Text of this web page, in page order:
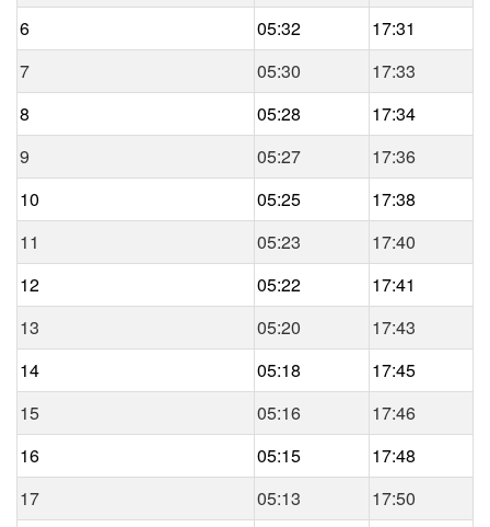
6
05:32
17:31
7
05:30
17:33
8
05:28
17:34
9
05:27
17:36
10
05:25
17:38
11
05:23
17:40
12
05:22
17:41
13
05:20
17:43
14
05:18
17:45
15
05:16
17:46
16
05:15
17:48
17
05:13
17:50